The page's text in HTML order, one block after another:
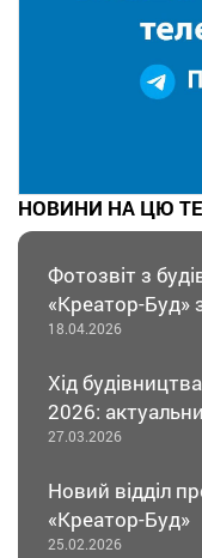
НОВИНИ НА ЦЮ
Фотозвіт з
«Креатор-Буд»
18.04.2026
Хід
2026:
27.03.2026
Новий відділ
«Креатор-Буд»
25.02.2026